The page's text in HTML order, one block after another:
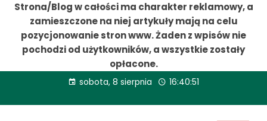
Strona/Blog w całości ma charakter reklamowy, a
zamieszczone na niej artykuły mają na celu
pozycjonowanie stron www. Żaden z wpisów nie
pochodzi od użytkowników, a wszystkie zostały
opłacone.
treści
sobota, 8 sierpnia 16:40:52